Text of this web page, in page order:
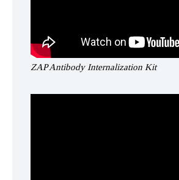
ZAP Antibody Internalization Kit